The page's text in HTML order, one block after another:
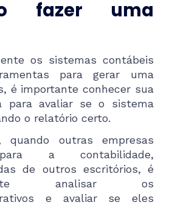
fazer uma
os sistemas contábeis
para gerar uma
é importante conhecer sua
para avaliar se o sistema
o relatório certo.
quando outras empresas
a contabilidade,
de outros escritórios, é
analisar os
e avaliar se eles